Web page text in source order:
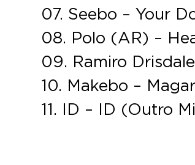
07. Seebo – Your
08. Polo (AR) –
09. Ramiro
10. Makebo –
11. ID – ID (Outro